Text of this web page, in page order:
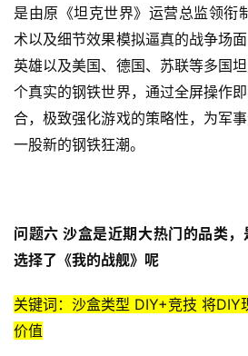
游
茶
对
接
会
站
中
文
是由原《坦克世界》运营总监领衔
术以及细节效果模拟逼真的战争场
英雄以及美国、德国、苏联等多国
个真实的钢铁世界，通过全屏操作
合，极致强化游戏的策略性，为军
一股新的钢铁狂潮。
问题六 沙盒是近期大热门的品类
选择了《我的战舰》呢
关键词：沙盒类型 DIY+竞技 将DIY
价值